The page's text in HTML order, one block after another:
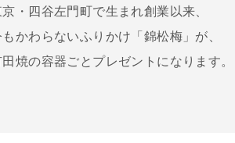
・四谷左門町で生まれ創業以来、
かわらないふりかけ「錦松梅」が、
焼の容器ごとプレゼントになります。